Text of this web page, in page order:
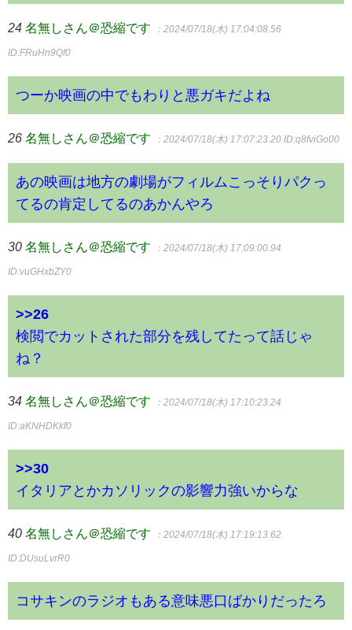
24 名無しさん＠恐縮です ：2024/07/18(木) 17:04:08.56
ID:FRuHn9Qf0
つーか映画の中でもわりと悪ガキだよね
26 名無しさん＠恐縮です ：2024/07/18(木) 17:07:23.20 ID:q8fviGo00
あの映画は地方の劇場がフィルムこっそりパクっ
てるの肯定してるのあかんやろ
30 名無しさん＠恐縮です ：2024/07/18(木) 17:09:00.94
ID:vuGHxbZY0
>>26
検閲でカットされた部分を残してたって話じゃ
ね？
34 名無しさん＠恐縮です ：2024/07/18(木) 17:10:23.24
ID:aKNHDKkf0
>>30
イタリアとかカソリックの影響力強いからな
40 名無しさん＠恐縮です ：2024/07/18(木) 17:19:13.62
ID:DUsuLvrR0
コサキンのラジオもある意味悪口ばかりだったろ